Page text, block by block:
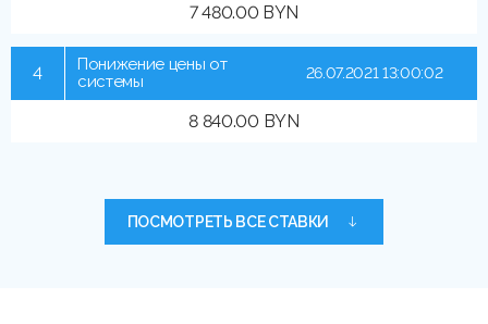
7 480.00 BYN
4
Понижение цены от
системы
8 840.00 BYN
26.07.2021 13:00:02
ПОСМОТРЕТЬ ВСЕ СТАВКИ